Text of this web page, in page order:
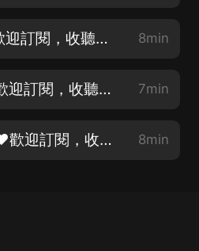
第6章震驚四方❤歡迎訂閱，收聽和月票投喂噢❤） 8min
第7章 當添個樂❤歡迎訂閱，收聽和月票投喂噢❤） 7min
第8 章絕非池中物❤歡迎訂閱，收聽和月票投喂噢❤） 8min